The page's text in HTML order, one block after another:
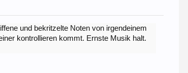
und bekritzelte Noten von irgendeinem
kontrollieren kommt. Ernste Musik halt.